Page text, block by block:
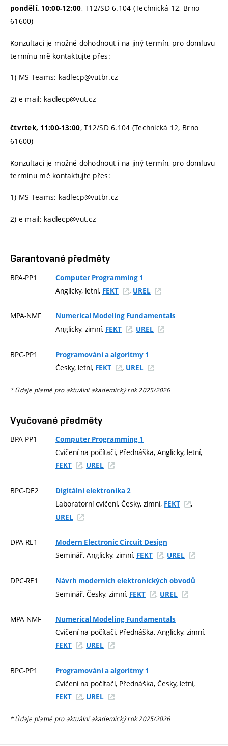
pondělí, 10:00-12:00, T12/SD 6.104 (Technická 12, Brno
61600)
Konzultaci je možné dohodnout i na jiný termín, pro domluvu
termínu mě kontaktujte přes:
1) MS Teams: kadlecp@vutbr.cz
2) e-mail: kadlecp@vut.cz
čtvrtek, 11:00-13:00, T12/SD 6.104 (Technická 12, Brno
61600)
Konzultaci je možné dohodnout i na jiný termín, pro domluvu
termínu mě kontaktujte přes:
1) MS Teams: kadlecp@vutbr.cz
2) e-mail: kadlecp@vut.cz
Garantované předměty
BPA-PP1 Computer Programming 1
Anglicky, letní, FEKT , UREL
MPA-NMF Numerical Modeling Fundamentals
Anglicky, zimní, FEKT , UREL
BPC-PP1 Programování a algoritmy 1
Česky, letní, FEKT , UREL
* Údaje platné pro aktuální akademický rok 2025/2026
Vyučované předměty
BPA-PP1 Computer Programming 1
Cvičení na počítači, Přednáška, Anglicky, letní,
FEKT , UREL
BPC-DE2 Digitální elektronika 2
Laboratorní cvičení, Česky, zimní, FEKT ,
UREL
DPA-RE1 Modern Electronic Circuit Design
Seminář, Anglicky, zimní, FEKT , UREL
DPC-RE1 Návrh moderních elektronických obvodů
Seminář, Česky, zimní, FEKT , UREL
MPA-NMF Numerical Modeling Fundamentals
Cvičení na počítači, Přednáška, Anglicky, zimní,
FEKT , UREL
BPC-PP1 Programování a algoritmy 1
Cvičení na počítači, Přednáška, Česky, letní,
FEKT , UREL
* Údaje platné pro aktuální akademický rok 2025/2026